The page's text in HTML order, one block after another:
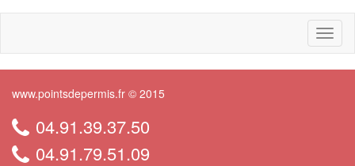
www.pointsdepermis.fr © 2015
04.91.39.37.50
04.91.79.51.09